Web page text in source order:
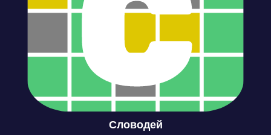
Словодей